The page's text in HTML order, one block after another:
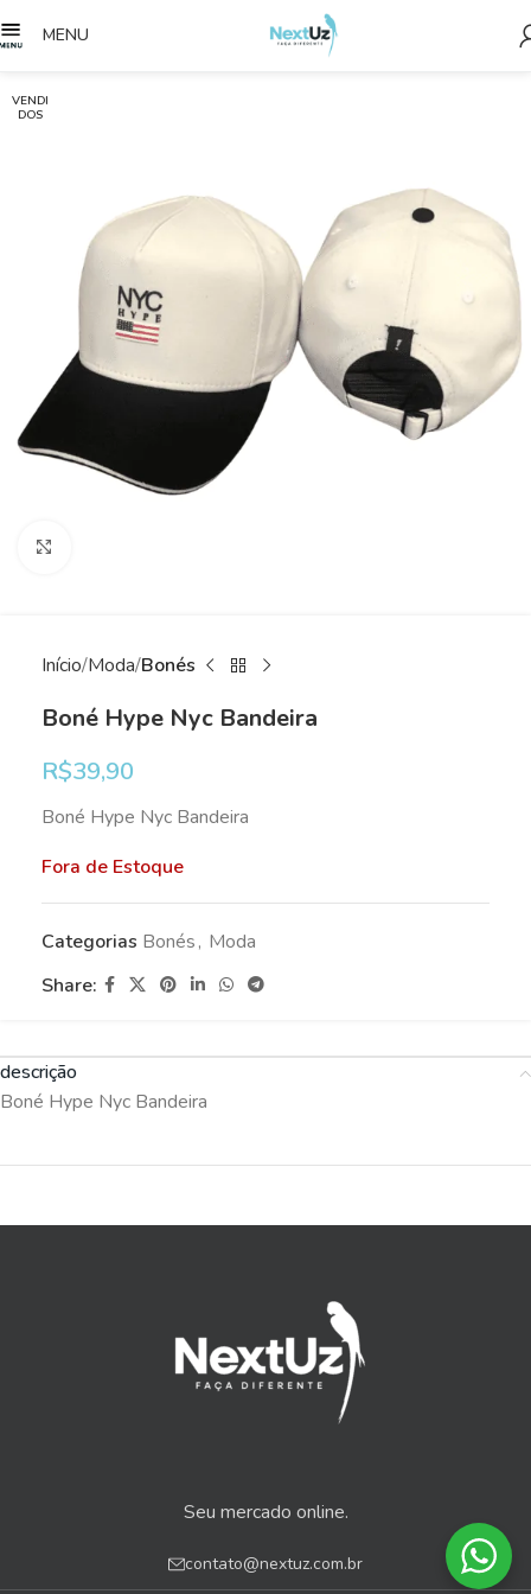
MENU
VENDI
DOS
Início Moda Bonés
Boné Hype Nyc Bandeira
R$39,90
Boné Hype Nyc Bandeira
Fora de Estoque
Categorias Bonés, Moda
Share:
descrição
Boné Hype Nyc Bandeira
Seu mercado online.
contato@nextuz.com.br